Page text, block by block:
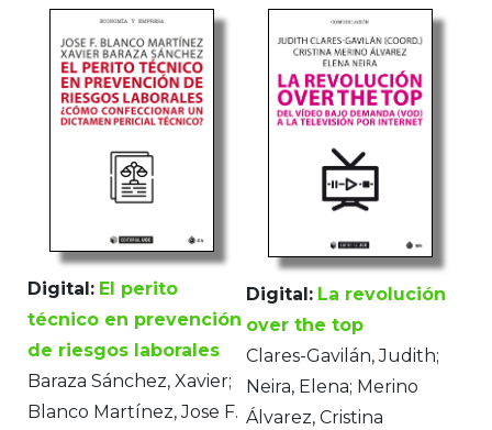
Digital: El perito
técnico en prevención
de riesgos laborales
Baraza Sánchez, Xavier;
Blanco Martínez, Jose F.
Digital: La revolución
over the top
Clares-Gavilán, Judith;
Neira, Elena; Merino
Álvarez, Cristina